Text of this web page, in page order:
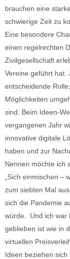
brauchen eine
schwierige Zeit zu
Eine besondere
einen regelrechten
Zivilgesellschaft
Vereine geführt hat.
entscheidende
Möglichkeiten
sind. Beim Ideen-
vergangenen Jahr
innovative digitale
haben und zur
Nennen möchte ich
„Sich einmischen –
zum siebten Mal
sich die Pandemie
würde. Und ich war
geblieben ist wie in
virtuellen
Ideen beziehen